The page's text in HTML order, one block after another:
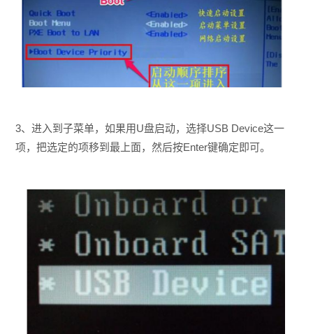
3、进入到子菜单，如果用U盘启动，选择USB Device这一
项，把选定的项移到最上面，然后按Enter键确定即可。